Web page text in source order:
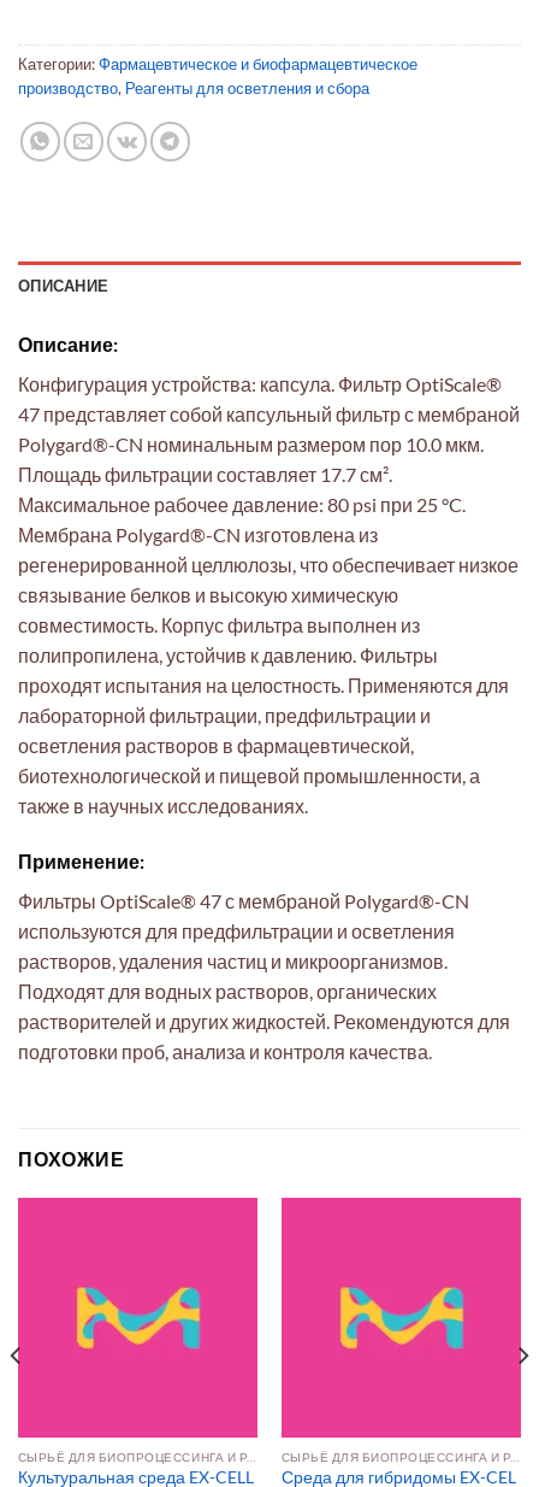
Категории:Фармацевтическое и биофармацевтическое
производство, Реагенты для осветления и сбора
ОПИСАНИЕ
Описание:
Конфигурация устройства: капсула. Фильтр OptiScale®
47 представляет собой капсульный фильтр с мембраной
Polygard®-CN номинальным размером пор 10.0 мкм.
Площадь фильтрации составляет 17.7 см².
Максимальное рабочее давление: 80 psi при 25 °C.
Мембрана Polygard®-CN изготовлена из
регенерированной целлюлозы, что обеспечивает низкое
связывание белков и высокую химическую
совместимость. Корпус фильтра выполнен из
полипропилена, устойчив к давлению. Фильтры
проходят испытания на целостность. Применяются для
лабораторной фильтрации, предфильтрации и
осветления растворов в фармацевтической,
биотехнологической и пищевой промышленности, а
также в научных исследованиях.
Применение:
Фильтры OptiScale® 47 с мембраной Polygard®-CN
используются для предфильтрации и осветления
растворов, удаления частиц и микроорганизмов.
Подходят для водных растворов, органических
растворителей и других жидкостей. Рекомендуются для
подготовки проб, анализа и контроля качества.
ПОХОЖИЕ
СЫРЬЁ ДЛЯ БИОПРОЦЕССИНГА И РАЗРАБОТКИ ПРЕПАРАТОВ
Культуральная среда EX-CELL
СЫРЬЁ ДЛЯ БИОПРОЦЕССИНГА И РАЗРАБОТКИ ПРЕПАРАТОВ
Среда для гибридомы EX-CEL